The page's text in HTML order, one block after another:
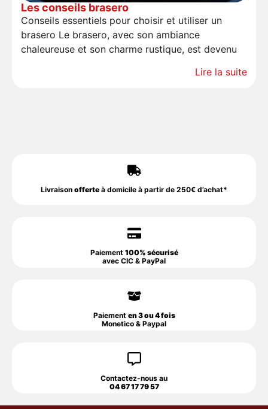
Les conseils brasero
Conseils essentiels pour choisir et utiliser un
brasero Le brasero, avec son ambiance
chaleureuse et son charme rustique, est devenu
Lire la suite
Livraison offerte à domicile à partir de 250€ d’achat*
Paiement 100% sécurisé
avec CIC & PayPal
Paiement en 3 ou 4 fois
Monetico & Paypal
Contactez-nous au
04 67 17 79 57